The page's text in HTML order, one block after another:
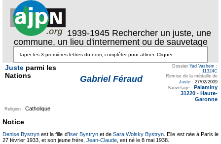
1939-1945 Rechercher un juste, une
commune, un lieu d'internement ou de sauvetage
Juste parmi les
Nations
Gabriel Féraud
Dossier Yad Vashem :
11324C
Remise de la médaille de
Juste : 27/02/2009
Sauvetage : Palaminy
31220 - Haute-
Garonne
Religion : Catholique
Notice
Denise Bystryn est la fille d’Iser Bystrynet deSara Wolsky Bystryn . Elle est née à Paris le
27 février 1933, et son jeune frère, Jean-Claude , est né le 8 mai 1938.